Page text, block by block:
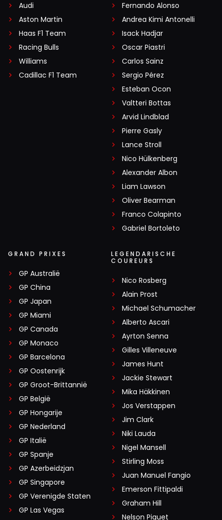
Audi
Aston Martin
Haas F1 Team
Racing Bulls
Williams
Cadillac F1 Team
Fernando Alonso
Andrea Kimi Antonelli
Isack Hadjar
Oscar Piastri
Carlos Sainz
Sergio Pérez
Esteban Ocon
Valtteri Bottas
Arvid Lindblad
Pierre Gasly
Lance Stroll
Nico Hülkenberg
Alexander Albon
Liam Lawson
Oliver Bearman
Franco Colapinto
Gabriel Bortoleto
GRAND PRIXES
GP Australië
GP China
GP Japan
GP Miami
GP Canada
GP Monaco
GP Barcelona
GP Oostenrijk
GP Groot-Brittannië
GP België
GP Hongarije
GP Nederland
GP Italië
GP Spanje
GP Azerbeidzjan
GP Singapore
GP Verenigde Staten
GP Las Vegas
LEGENDARISCHE
COUREURS
Nico Rosberg
Alain Prost
Michael Schumacher
Alberto Ascari
Ayrton Senna
Gilles Villeneuve
James Hunt
Jackie Stewart
Mika Häkkinen
Jos Verstappen
Jim Clark
Niki Lauda
Nigel Mansell
Stirling Moss
Juan Manuel Fangio
Emerson Fittipaldi
Graham Hill
Nelson Piquet